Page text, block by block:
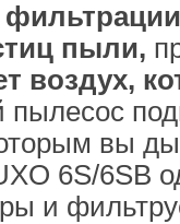
пыли,
воздух,
вы
6S/6SB
и